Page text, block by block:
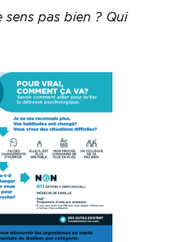
sens pas bien ? Qui